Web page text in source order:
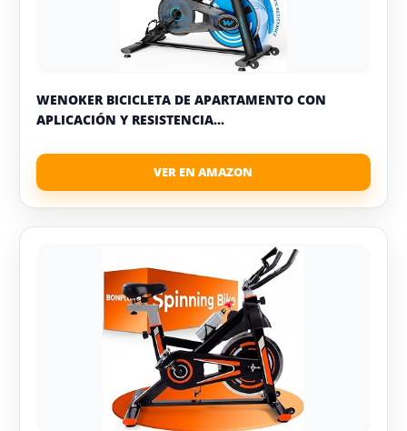
WENOKER BICICLETA DE APARTAMENTO CON
APLICACIÓN Y RESISTENCIA...